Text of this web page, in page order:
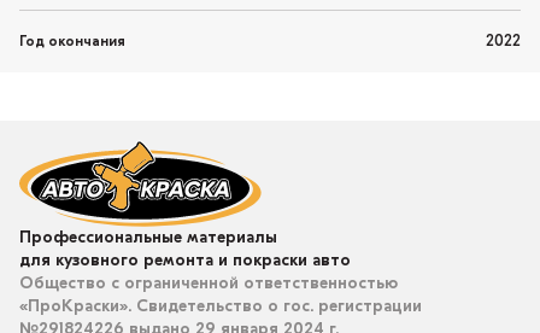
Год окончания 2022
Профессиональные материалы
для кузовного ремонта и покраски авто
Общество с ограниченной ответственностью
«ПроКраски». Свидетельство о гос. регистрации